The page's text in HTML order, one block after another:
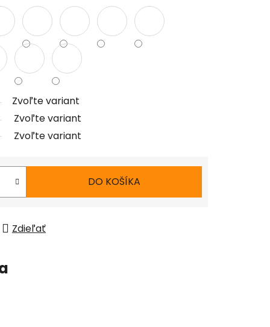
Zvoľte variant
Zvoľte variant
Zvoľte variant
DO KOŠÍKA
Zdieľať